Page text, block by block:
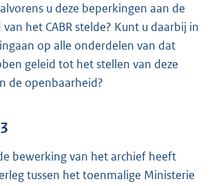
u deze beperkingen aan de
het CABR stelde? Kunt u daarbij in
op alle onderdelen van dat
geleid tot het stellen van deze
de openbaarheid?
bewerking van het archief heeft
tussen het toenmalige Ministerie